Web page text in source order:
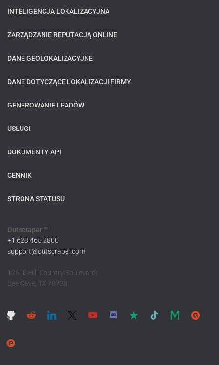
INTELIGENCJA LOKALIZACYJNA
ZARZĄDZANIE REPUTACJĄ ONLINE
DANE GEOLOKALIZACYJNE
DANE DOTYCZĄCE LOKALIZACJI FIRMY
GENEROWANIE LEADÓW
USŁUGI
DOKUMENTY API
CENNIK
STRONA STATUSU
Outscraper ™
+1 628 465 2800
support@outscraper.com
12600 Hill Country Boulevard,
Bee Cave, TX 78738